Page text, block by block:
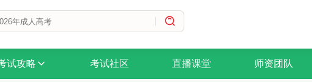
试攻略 考试社区 直播课堂 师资团队